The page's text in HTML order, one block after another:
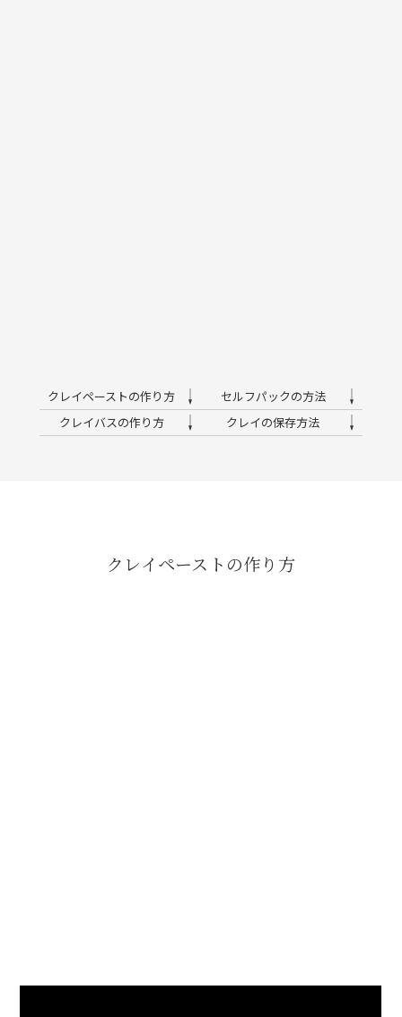
クレイペーストの作り方
セルフパックの方法
クレイバスの作り方
クレイの保存方法
クレイペーストの作り方